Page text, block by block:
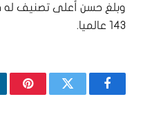
وبلغ حسن أعلى تصنيف له
143 عالميا.
فيسبوكتويتر